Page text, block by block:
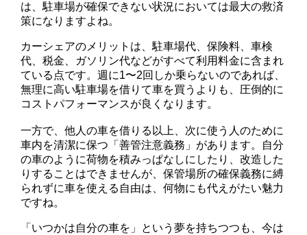
は、駐車場が確保できない状況においては最大の救済
策になりますよね。
カーシェアのメリットは、駐車場代、保険料、車検
代、税金、ガソリン代などがすべて利用料金に含まれ
ている点です。週に1〜2回しか乗らないのであれば、
無理に高い駐車場を借りて車を買うよりも、圧倒的に
コストパフォーマンスが良くなります。
一方で、他人の車を借りる以上、次に使う人のために
車内を清潔に保つ「善管注意義務」があります。自分
の車のように荷物を積みっぱなしにしたり、改造した
りすることはできませんが、保管場所の確保義務に縛
られずに車を使える自由は、何物にも代えがたい魅力
ですね。
「いつかは自分の車を」という夢を持ちつつも、今は